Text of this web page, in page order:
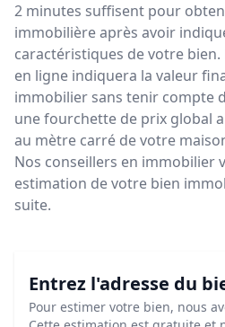
2 minutes suffisent pour
immobilière après avoir
caractéristiques de votre
en ligne indiquera la valeur
immobilier sans tenir compte
une fourchette de prix global
au mètre carré de votre
Nos conseillers en immobilier
estimation de votre bien
suite.
Entrez l'adresse du
Pour estimer votre bien, nous